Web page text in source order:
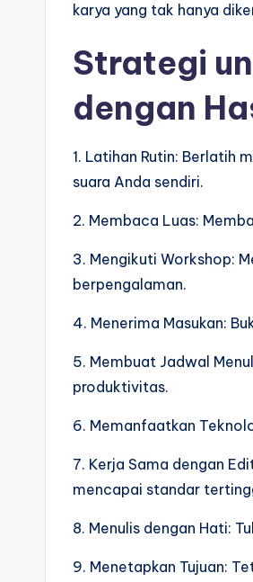
karya yang tak hanya
Strategi
dengan
1. Latihan Rutin: Berlatih
suara Anda sendiri.
2. Membaca Luas:
3. Mengikuti Workshop:
berpengalaman.
4. Menerima Masukan:
5. Membuat Jadwal
produktivitas.
6. Memanfaatkan
7. Kerja Sama dengan
mencapai standar
8. Menulis dengan Hati:
9. Menetapkan Tujuan: